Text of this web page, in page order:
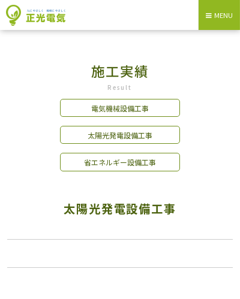
MENU
施工実績
Result
電気機械設備工事
太陽光発電設備工事
省エネルギー設備工事
太陽光発電設備工事